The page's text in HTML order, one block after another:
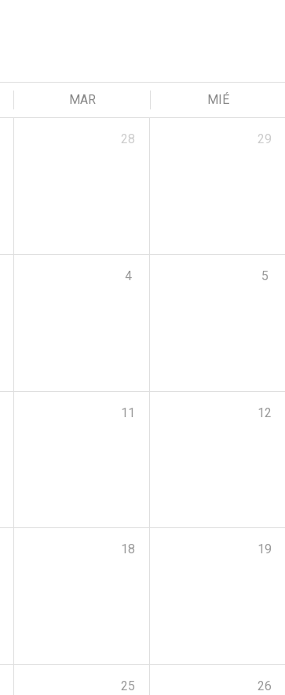
MAR MIÉ
28 29
4 5
11 12
18 19
25 26